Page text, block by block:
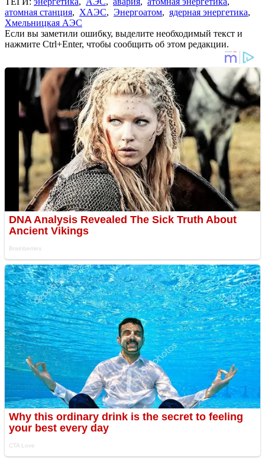
атомная станция, ХАЭС, Энергоатом, ядерная энергетика,
Хмельницкая АЭС
Если вы заметили ошибку, выделите необходимый текст и
нажмите Ctrl+Enter, чтобы сообщить об этом редакции.